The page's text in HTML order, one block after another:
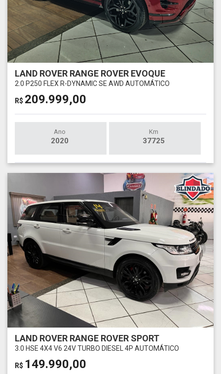
LAND ROVER RANGE ROVER EVOQUE
2.0 P250 FLEX R-DYNAMIC SE AWD AUTOMÁTICO
R$ 209.999,00
Ano
2020
Km
37725
LAND ROVER RANGE ROVER SPORT
3.0 HSE 4X4 V6 24V TURBO DIESEL 4P AUTOMÁTICO
R$ 149.990,00